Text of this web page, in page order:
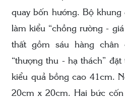
quay bốn hướng. Bộ
làm kiểu “chồng rường -
thất gồm sáu hàng
“thượng thu - hạ thách”
kiểu quả bồng cao 41cm.
20cm x 20cm. Hai bức